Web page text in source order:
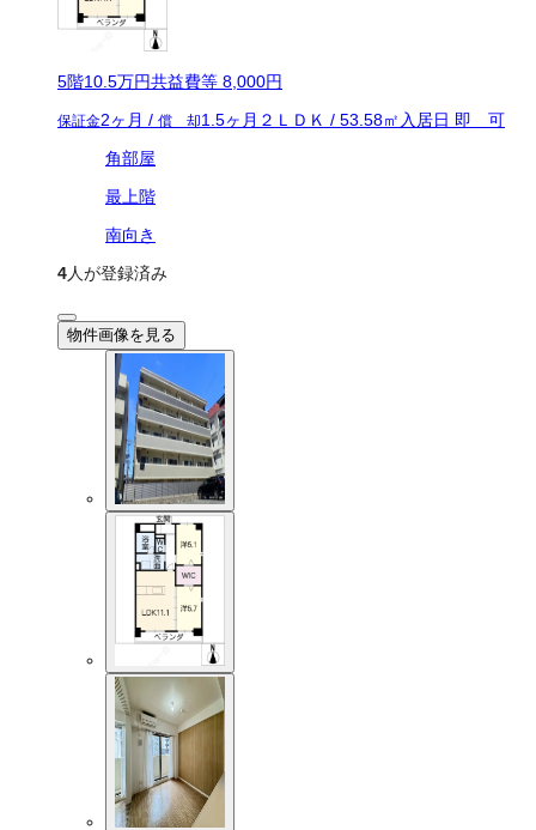
5階10.5万円共益費等 8,000円
保証金2ヶ月 / 償 却1.5ヶ月 ２ＬＤＫ / 53.58㎡ 入居日 即 可
角部屋
最上階
南向き
4人が登録済み
物件画像を見る